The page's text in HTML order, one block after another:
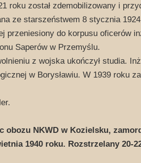
roku został zdemobilizowany i
ze starszeństwem 8 stycznia
przeniesiony do korpusu oficerów
Saperów w Przemyślu.
z wojska ukończył studia.
w Borysławiu. W 1939 roku
obozu NKWD w Kozielsku,
1940 roku. Rozstrzelany 20-